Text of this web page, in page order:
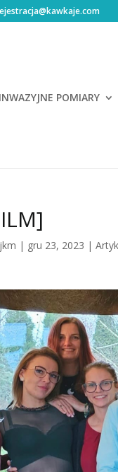
POMIARY
| gru 23, 2023 |